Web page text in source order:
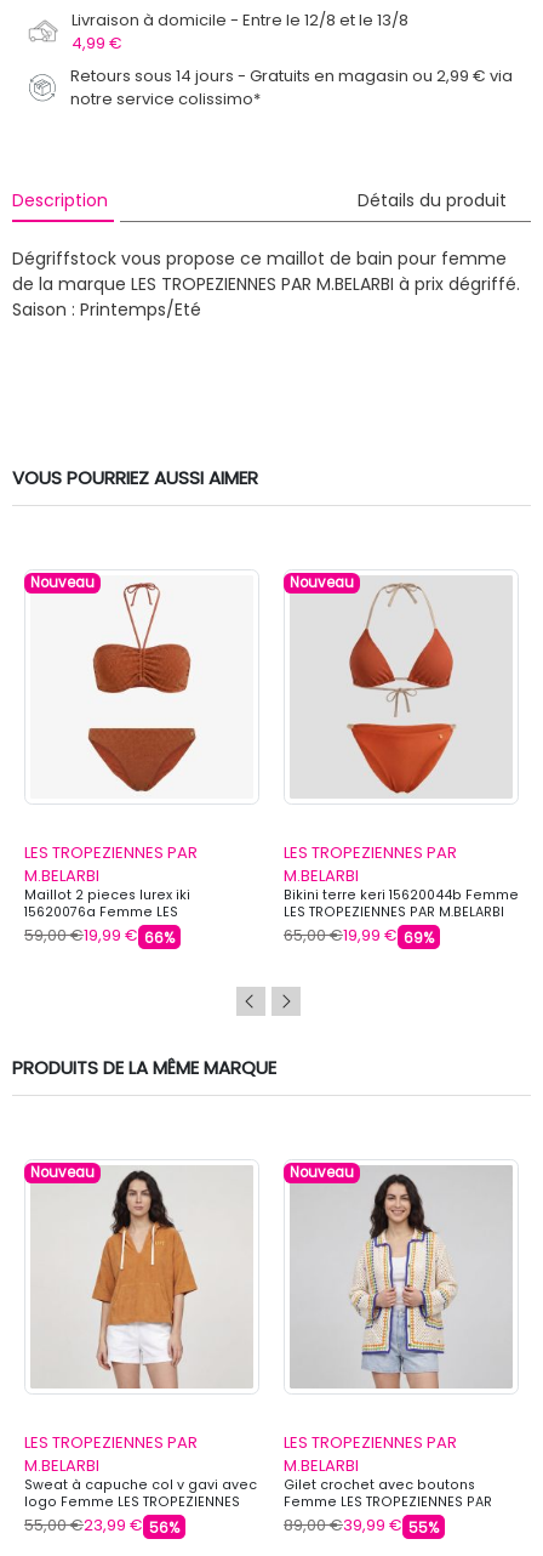
Livraison à domicile
Entre le 12/8 et le 13/8
4,99 €
Retours sous 14 jours - Gratuits en magasin ou 2,99 € via
notre service colissimo*
Description Détails du produit
Dégriffstock vous propose ce maillot de bain pour femme
de la marque LES TROPEZIENNES PAR M.BELARBI à prix dégriffé.
Saison : Printemps/Eté
VOUS POURRIEZ AUSSI AIMER
Nouveau
LES TROPEZIENNES PAR
M.BELARBI
Maillot 2 pieces lurex iki
15620076a Femme LES
TROPEZIENNES PAR M.BELARBI
59,00 €19,99 € 66%
Nouveau
LES TROPEZIENNES PAR
M.BELARBI
Bikini terre keri 15620044b Femme
LES TROPEZIENNES PAR M.BELARBI
65,00 €19,99 € 69%
PRODUITS DE LA MÊME MARQUE
Nouveau
LES TROPEZIENNES PAR
M.BELARBI
Sweat à capuche col v gavi avec
logo Femme LES TROPEZIENNES
PAR M.BELARBI
55,00 €23,99 € 56%
Nouveau
LES TROPEZIENNES PAR
M.BELARBI
Gilet crochet avec boutons
Femme LES TROPEZIENNES PAR
M.BELARBI
89,00 €39,99 € 55%